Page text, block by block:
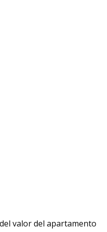
valor del apartamento